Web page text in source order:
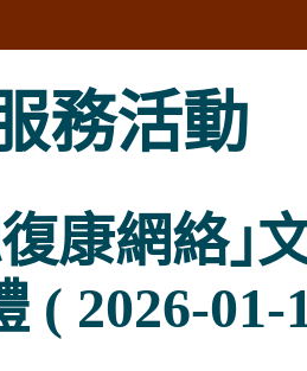
務活動
康網絡｣
( 2026-01-